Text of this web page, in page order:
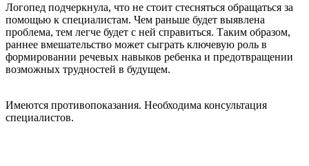
Логопед подчеркнула, что не стоит стесняться обращаться за
помощью к специалистам. Чем раньше будет выявлена
проблема, тем легче будет с ней справиться. Таким образом,
раннее вмешательство может сыграть ключевую роль в
формировании речевых навыков ребенка и предотвращении
возможных трудностей в будущем.
Имеются противопоказания. Необходима консультация
специалистов.